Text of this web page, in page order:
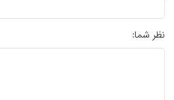
نظر شما: